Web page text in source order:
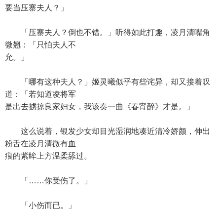
要当压寨夫人？」
「压寨夫人？倒也不错。」听得如此打趣，凌月清嘴角
微翘：「只怕夫人不
允。」
「哪有这种夫人？」姬灵曦似乎有些诧异，却又接着叹
道：「若知道凌将军
是出去掳掠良家妇女，我该奏一曲《春宵醉》才是。」
这么说着，银发少女却目光湿润地凑近清冷娇颜，伸出
粉舌在凌月清微有血
痕的紫眸上方温柔舔过。
「……你受伤了。」
「小伤而已。」